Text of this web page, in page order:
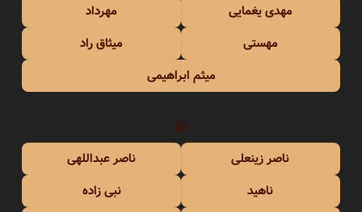
مهدی یغمایی
مهرداد
مهستی
میثاق راد
میثم ابراهیمی
ن
ناصر زینعلی
ناصر عبداللهی
ناهید
نبی زاده